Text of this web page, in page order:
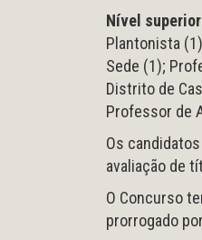
Nível
Plantonista
Sede (1);
Distrito de
Professor de
Os
avaliação de
O Concurso
prorrogado